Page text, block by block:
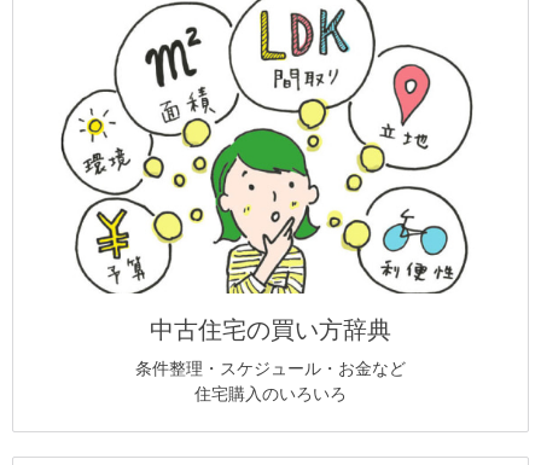
中古住宅の買い方辞典
条件整理・スケジュール・お金など
住宅購入のいろいろ